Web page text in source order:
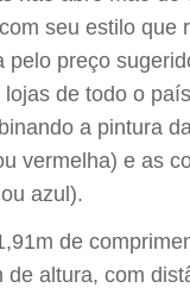
seu estilo que
pelo preço
de todo o
a pintura
vermelha) e as
azul).
de
de altura, com